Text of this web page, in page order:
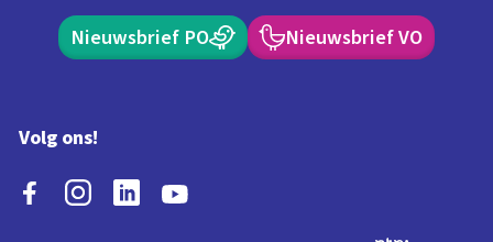
Nieuwsbrief PO Nieuwsbrief VO
Volg ons!